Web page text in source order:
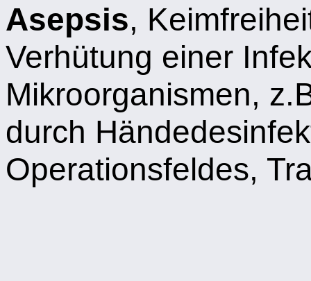
Asepsis,
Verhütung einer
Mikroorganismen,
durch
Operationsfeldes,